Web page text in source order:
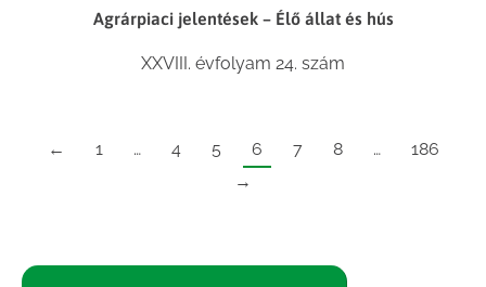
Agrárpiaci jelentések – Élő állat és hús
XXVIII. évfolyam 24. szám
← 1 … 4 5 6 7 8 …
186
→